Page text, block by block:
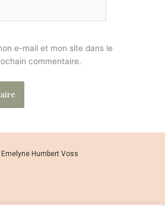
e-mail et mon site dans le
commentaire.
Humbert Voss